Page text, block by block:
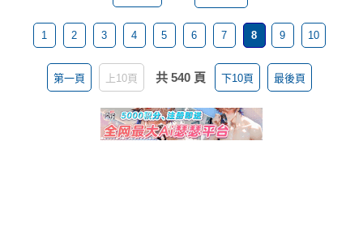
1 2 3 4 5 6 7 8 9 10
第一頁 上10頁 共 540 頁 下10頁 最後頁